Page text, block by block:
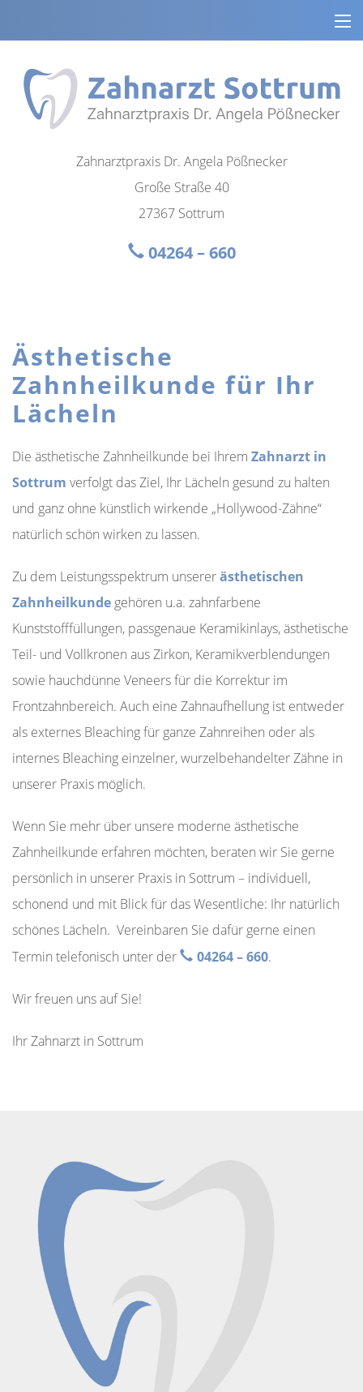
Zahnarztpraxis Dr. Angela Pößnecker
Große Straße 40
27367 Sottrum
04264 – 660
Ästhetische
Zahnheilkunde für Ihr
Lächeln
Die ästhetische Zahnheilkunde bei Ihrem Zahnarzt in
Sottrum verfolgt das Ziel, Ihr Lächeln gesund zu halten
und ganz ohne künstlich wirkende „Hollywood-Zähne“
natürlich schön wirken zu lassen.
Zu dem Leistungsspektrum unsererästhetischen
Zahnheilkunde gehören u.a. zahnfarbene
Kunststofffüllungen, passgenaue Keramikinlays, ästhetische
Teil- und Vollkronen aus Zirkon, Keramikverblendungen
sowie hauchdünne Veneers für die Korrektur im
Frontzahnbereich. Auch eine Zahnaufhellung ist entweder
als externes Bleaching für ganze Zahnreihen oder als
internes Bleaching einzelner, wurzelbehandelter Zähne in
unserer Praxis möglich.
Wenn Sie mehr über unsere moderne ästhetische
Zahnheilkunde erfahren möchten, beraten wir Sie gerne
persönlich in unserer Praxis in Sottrum – individuell,
schonend und mit Blick für das Wesentliche: Ihr natürlich
schönes Lächeln. Vereinbaren Sie dafür gerne einen
Termin telefonisch unter der
04264 – 660.
Wir freuen uns auf Sie!
Ihr Zahnarzt in Sottrum